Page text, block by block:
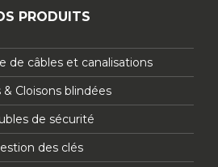
PRODUITS
de câbles et canalisations
& Cloisons blindées
de sécurité
des clés